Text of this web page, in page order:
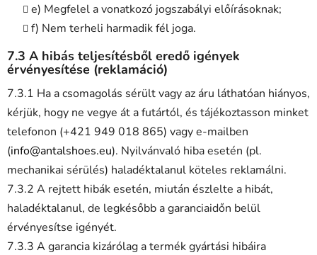
e) Megfelel a vonatkozó jogszabályi előírásoknak;
f) Nem terheli harmadik fél joga.
7.3 A hibás teljesítésből eredő igények
érvényesítése (reklamáció)
7.3.1 Ha a csomagolás sérült vagy az áru láthatóan hiányos,
kérjük, hogy ne vegye át a futártól, és tájékoztasson minket
telefonon (+421 949 018 865) vagy e-mailben
(info@antalshoes.eu). Nyilvánvaló hiba esetén (pl.
mechanikai sérülés) haladéktalanul köteles reklamálni.
7.3.2 A rejtett hibák esetén, miután észlelte a hibát,
haladéktalanul, de legkésőbb a garanciaidőn belül
érvényesítse igényét.
7.3.3 A garancia kizárólag a termék gyártási hibáira